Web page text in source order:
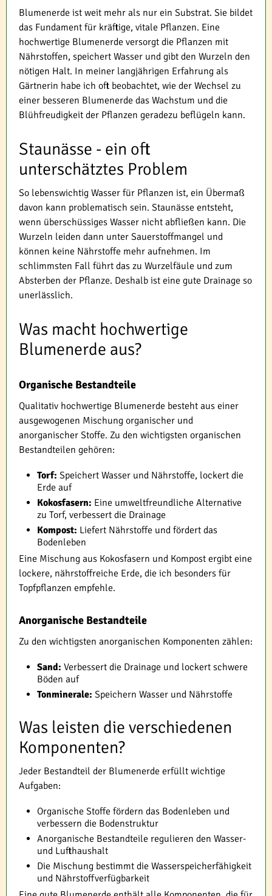
Blumenerde ist weit mehr als nur ein Substrat. Sie bildet
das Fundament für kräftige, vitale Pflanzen. Eine
hochwertige Blumenerde versorgt die Pflanzen mit
Nährstoffen, speichert Wasser und gibt den Wurzeln den
nötigen Halt. In meiner langjährigen Erfahrung als
Gärtnerin habe ich oft beobachtet, wie der Wechsel zu
einer besseren Blumenerde das Wachstum und die
Blühfreudigkeit der Pflanzen geradezu beflügeln kann.
Staunässe - ein oft
unterschätztes Problem
So lebenswichtig Wasser für Pflanzen ist, ein Übermaß
davon kann problematisch sein. Staunässe entsteht,
wenn überschüssiges Wasser nicht abfließen kann. Die
Wurzeln leiden dann unter Sauerstoffmangel und
können keine Nährstoffe mehr aufnehmen. Im
schlimmsten Fall führt das zu Wurzelfäule und zum
Absterben der Pflanze. Deshalb ist eine gute Drainage so
unerlässlich.
Was macht hochwertige
Blumenerde aus?
Organische Bestandteile
Qualitativ hochwertige Blumenerde besteht aus einer
ausgewogenen Mischung organischer und
anorganischer Stoffe. Zu den wichtigsten organischen
Bestandteilen gehören:
Torf: Speichert Wasser und Nährstoffe, lockert die
Erde auf
Kokosfasern: Eine umweltfreundliche Alternative
zu Torf, verbessert die Drainage
Kompost: Liefert Nährstoffe und fördert das
Bodenleben
Eine Mischung aus Kokosfasern und Kompost ergibt eine
lockere, nährstoffreiche Erde, die ich besonders für
Topfpflanzen empfehle.
Anorganische Bestandteile
Zu den wichtigsten anorganischen Komponenten zählen:
Sand: Verbessert die Drainage und lockert schwere
Böden auf
Tonminerale: Speichern Wasser und Nährstoffe
Was leisten die verschiedenen
Komponenten?
Jeder Bestandteil der Blumenerde erfüllt wichtige
Aufgaben:
Organische Stoffe fördern das Bodenleben und
verbessern die Bodenstruktur
Anorganische Bestandteile regulieren den Wasser-
und Lufthaushalt
Die Mischung bestimmt die Wasserspeicherfähigkeit
und Nährstoffverfügbarkeit